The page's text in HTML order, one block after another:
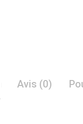
Avis (0)